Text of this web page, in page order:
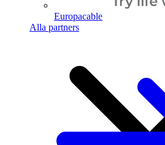
Europacable
Alla partners